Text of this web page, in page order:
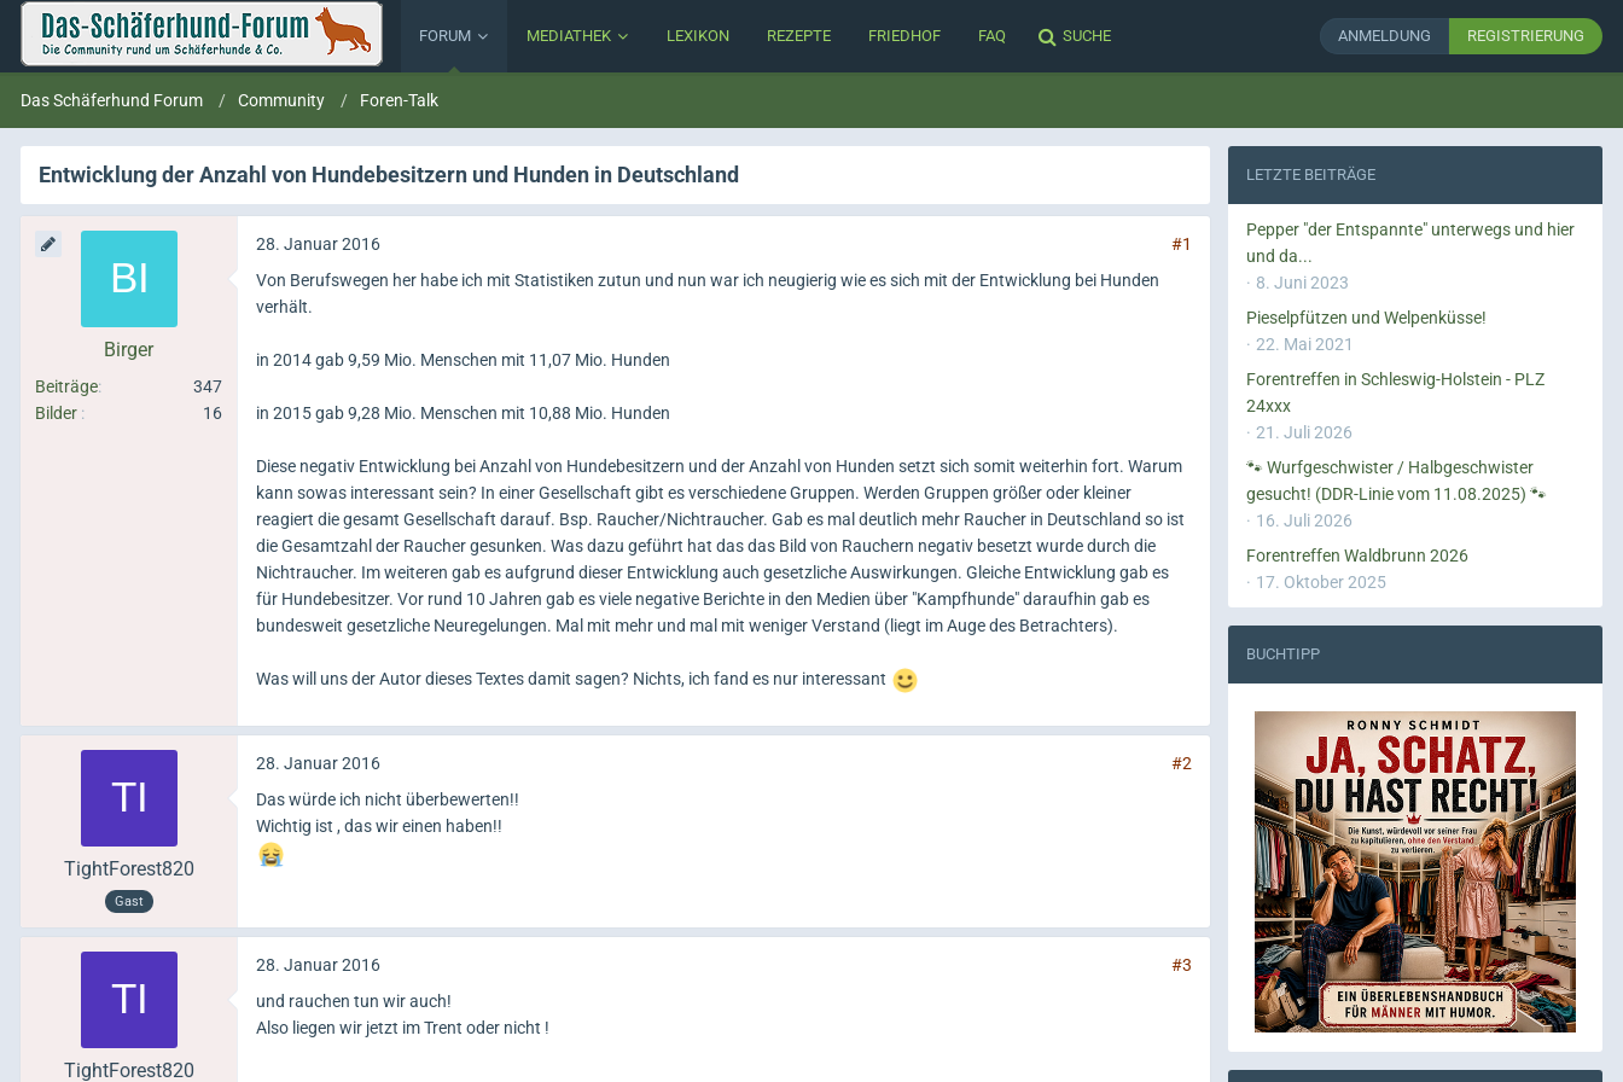
FORUM MEDIATHEK LEXIKON REZEPTE FRIEDHOF FAQ SUCHE ANMELDUNG REGISTRIERUNG
Das Schäferhund Forum Community Foren-Talk
Entwicklung der Anzahl von Hundebesitzern und Hunden in Deutschland
Birger
Beiträge
347
Bilder
16
28. Januar 2016
#1
Von Berufswegen her habe ich mit Statistiken zutun und nun war ich neugierig wie es sich mit der Entwicklung bei Hunden
verhält.
in 2014 gab 9,59 Mio. Menschen mit 11,07 Mio. Hunden
in 2015 gab 9,28 Mio. Menschen mit 10,88 Mio. Hunden
Diese negativ Entwicklung bei Anzahl von Hundebesitzern und der Anzahl von Hunden setzt sich somit weiterhin fort. Warum
kann sowas interessant sein? In einer Gesellschaft gibt es verschiedene Gruppen. Werden Gruppen größer oder kleiner
reagiert die gesamt Gesellschaft darauf. Bsp. Raucher/Nichtraucher. Gab es mal deutlich mehr Raucher in Deutschland so ist
die Gesamtzahl der Raucher gesunken. Was dazu geführt hat das das Bild von Rauchern negativ besetzt wurde durch die
Nichtraucher. Im weiteren gab es aufgrund dieser Entwicklung auch gesetzliche Auswirkungen. Gleiche Entwicklung gab es
für Hundebesitzer. Vor rund 10 Jahren gab es viele negative Berichte in den Medien über "Kampfhunde" daraufhin gab es
bundesweit gesetzliche Neuregelungen. Mal mit mehr und mal mit weniger Verstand (liegt im Auge des Betrachters).
Was will uns der Autor dieses Textes damit sagen? Nichts, ich fand es nur interessant
TightForest820
Gast
28. Januar 2016
#2
Das würde ich nicht überbewerten!!
Wichtig ist , das wir einen haben!!
TightForest820
28. Januar 2016
#3
und rauchen tun wir auch!
Also liegen wir jetzt im Trent oder nicht !
LETZTE BEITRÄGE
Pepper "der Entspannte" unterwegs und hier
und da...
8. Juni 2023
Pieselpfützen und Welpenküsse!
22. Mai 2021
Forentreffen in Schleswig-Holstein - PLZ
24xxx
21. Juli 2026
🐾 Wurfgeschwister / Halbgeschwister
gesucht! (DDR-Linie vom 11.08.2025) 🐾
16. Juli 2026
Forentreffen Waldbrunn 2026
17. Oktober 2025
BUCHTIPP